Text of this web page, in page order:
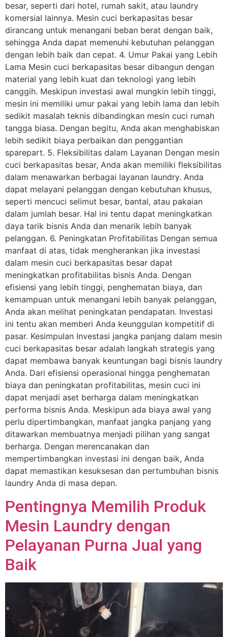
besar, seperti dari hotel, rumah sakit, atau laundry
komersial lainnya. Mesin cuci berkapasitas besar
dirancang untuk menangani beban berat dengan baik,
sehingga Anda dapat memenuhi kebutuhan pelanggan
dengan lebih baik dan cepat. 4. Umur Pakai yang Lebih
Lama Mesin cuci berkapasitas besar dibangun dengan
material yang lebih kuat dan teknologi yang lebih
canggih. Meskipun investasi awal mungkin lebih tinggi,
mesin ini memiliki umur pakai yang lebih lama dan lebih
sedikit masalah teknis dibandingkan mesin cuci rumah
tangga biasa. Dengan begitu, Anda akan menghabiskan
lebih sedikit biaya perbaikan dan penggantian
sparepart. 5. Fleksibilitas dalam Layanan Dengan mesin
cuci berkapasitas besar, Anda akan memiliki fleksibilitas
dalam menawarkan berbagai layanan laundry. Anda
dapat melayani pelanggan dengan kebutuhan khusus,
seperti mencuci selimut besar, bantal, atau pakaian
dalam jumlah besar. Hal ini tentu dapat meningkatkan
daya tarik bisnis Anda dan menarik lebih banyak
pelanggan. 6. Peningkatan Profitabilitas Dengan semua
manfaat di atas, tidak mengherankan jika investasi
dalam mesin cuci berkapasitas besar dapat
meningkatkan profitabilitas bisnis Anda. Dengan
efisiensi yang lebih tinggi, penghematan biaya, dan
kemampuan untuk menangani lebih banyak pelanggan,
Anda akan melihat peningkatan pendapatan. Investasi
ini tentu akan memberi Anda keunggulan kompetitif di
pasar. Kesimpulan Investasi jangka panjang dalam mesin
cuci berkapasitas besar adalah langkah strategis yang
dapat membawa banyak keuntungan bagi bisnis laundry
Anda. Dari efisiensi operasional hingga penghematan
biaya dan peningkatan profitabilitas, mesin cuci ini
dapat menjadi aset berharga dalam meningkatkan
performa bisnis Anda. Meskipun ada biaya awal yang
perlu dipertimbangkan, manfaat jangka panjang yang
ditawarkan membuatnya menjadi pilihan yang sangat
berharga. Dengan merencanakan dan
mempertimbangkan investasi ini dengan baik, Anda
dapat memastikan kesuksesan dan pertumbuhan bisnis
laundry Anda di masa depan.
Pentingnya Memilih Produk
Mesin Laundry dengan
Pelayanan Purna Jual yang
Baik